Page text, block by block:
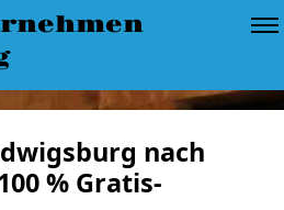
nach
% Gratis-